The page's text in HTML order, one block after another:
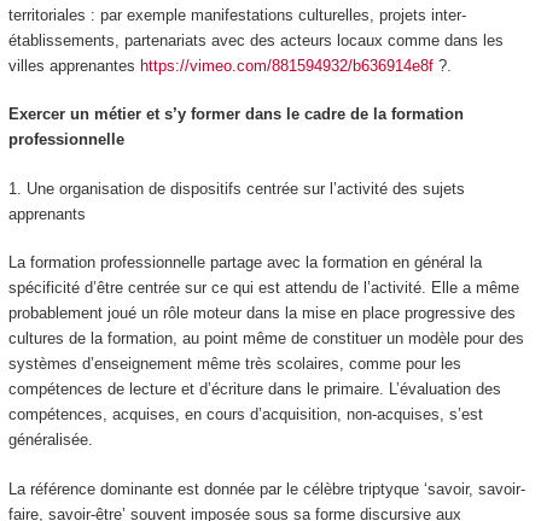
territoriales : par exemple manifestations culturelles, projets inter-
établissements, partenariats avec des acteurs locaux comme dans les
villes apprenantes https://vimeo.com/881594932/b636914e8f?.
Exercer un métier et s’y former dans le cadre de la formation
professionnelle
1. Une organisation de dispositifs centrée sur l’activité des sujets
apprenants
La formation professionnelle partage avec la formation en général la
spécificité d’être centrée sur ce qui est attendu de l’activité. Elle a même
probablement joué un rôle moteur dans la mise en place progressive des
cultures de la formation, au point même de constituer un modèle pour des
systèmes d’enseignement même très scolaires, comme pour les
compétences de lecture et d’écriture dans le primaire. L’évaluation des
compétences, acquises, en cours d’acquisition, non-acquises, s’est
généralisée.
La référence dominante est donnée par le célèbre triptyque ‘savoir, savoir-
faire, savoir-être’ souvent imposée sous sa forme discursive aux